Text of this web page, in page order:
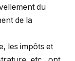
du
de la
les impôts et